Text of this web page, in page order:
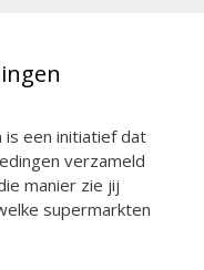
is een initiatief dat
verzameld
manier zie jij
supermarkten